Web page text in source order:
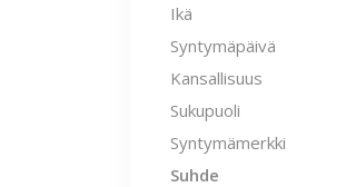
Ikä
Syntymäpäivä
Kansallisuus
Sukupuoli
Syntymämerkki
Suhde